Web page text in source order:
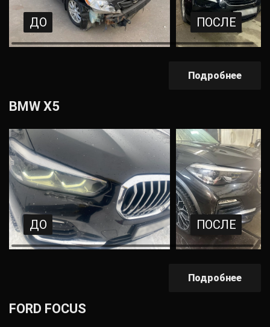
ДО ПОСЛЕ
Подробнее
BMW X5
ДО ПОСЛЕ
Подробнее
FORD FOCUS